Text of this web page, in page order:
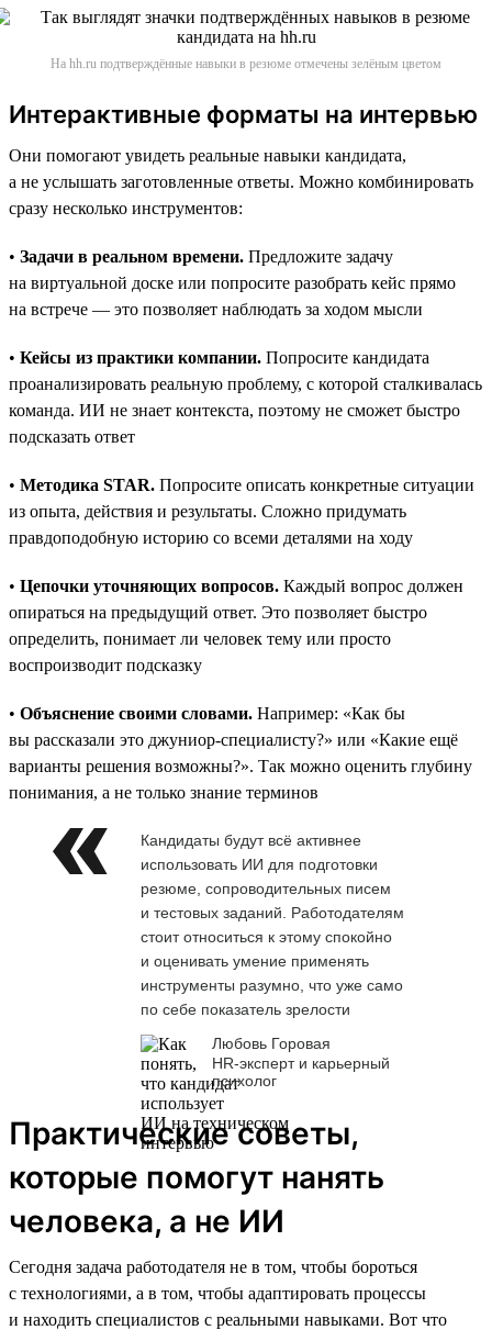
На hh.ru подтверждённые навыки в резюме отмечены зелёным цветом
Интерактивные форматы на интервью
Они помогают увидеть реальные навыки кандидата,
а не услышать заготовленные ответы. Можно комбинировать
сразу несколько инструментов:
• Задачи в реальном времени. Предложите задачу
на виртуальной доске или попросите разобрать кейс прямо
на встрече — это позволяет наблюдать за ходом мысли
• Кейсы из практики компании. Попросите кандидата
проанализировать реальную проблему, с которой сталкивалась
команда. ИИ не знает контекста, поэтому не сможет быстро
подсказать ответ
• Методика STAR. Попросите описать конкретные ситуации
из опыта, действия и результаты. Сложно придумать
правдоподобную историю со всеми деталями на ходу
• Цепочки уточняющих вопросов. Каждый вопрос должен
опираться на предыдущий ответ. Это позволяет быстро
определить, понимает ли человек тему или просто
воспроизводит подсказку
• Объяснение своими словами. Например: «Как бы
вы рассказали это джуниор-специалисту?» или «Какие ещё
варианты решения возможны?». Так можно оценить глубину
понимания, а не только знание терминов
Кандидаты будут всё активнее
использовать ИИ для подготовки
резюме, сопроводительных писем
и тестовых заданий. Работодателям
стоит относиться к этому спокойно
и оценивать умение применять
инструменты разумно, что уже само
по себе показатель зрелости
Любовь Горовая
HR-эксперт и карьерный
психолог
Практические советы,
которые помогут нанять
человека, а не ИИ
Сегодня задача работодателя не в том, чтобы бороться
с технологиями, а в том, чтобы адаптировать процессы
и находить специалистов с реальными навыками. Вот что